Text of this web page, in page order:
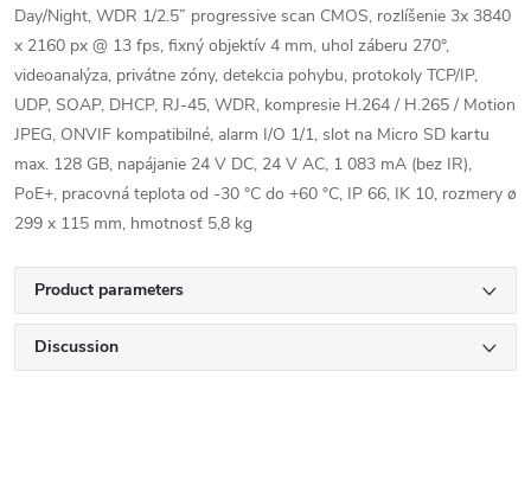
Day/Night, WDR 1/2.5” progressive scan CMOS, rozlíšenie 3x 3840
x 2160 px @ 13 fps, fixný objektív 4 mm, uhol záberu 270°,
videoanalýza, privátne zóny, detekcia pohybu, protokoly TCP/IP,
UDP, SOAP, DHCP, RJ-45, WDR, kompresie H.264 / H.265 / Motion
JPEG, ONVIF kompatibilné, alarm I/O 1/1, slot na Micro SD kartu
max. 128 GB, napájanie 24 V DC, 24 V AC, 1 083 mA (bez IR),
PoE+, pracovná teplota od -30 °C do +60 °C, IP 66, IK 10, rozmery ø
299 x 115 mm, hmotnosť 5,8 kg
Product parameters
Discussion